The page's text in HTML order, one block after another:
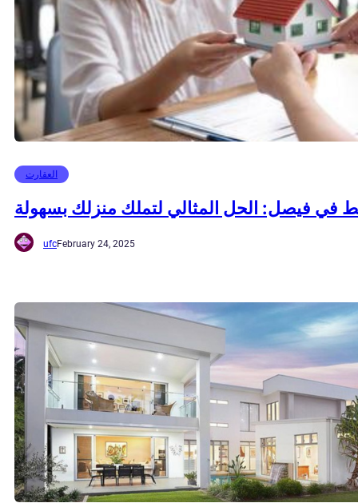
العقارت
في فيصل: الحل المثالي لتملك منزلك بسهولة
ufcFebruary 24, 2025